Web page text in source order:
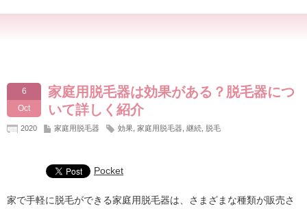
6
Oct
家庭用脱毛器は効果がある？脱毛器につ
いて詳しく紹介
2020 家庭用脱毛器 効果 家庭用脱毛器 継続 脱毛
Pocket
家で手軽に脱毛ができる家庭用脱毛器は、さまざまな種類が販売さ